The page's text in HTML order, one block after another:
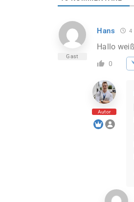
Gast
Hans 4
Hallo
0
Autor